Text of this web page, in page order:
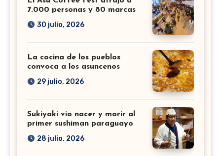
7.000 personas y 80 marcas
30 julio, 2026
La cocina de los pueblos
convoca a los asuncenos
29 julio, 2026
Sukiyaki vio nacer y morir al
primer sushiman paraguayo
28 julio, 2026